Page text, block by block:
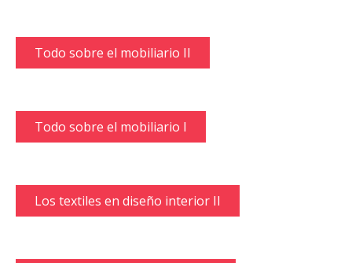
Todo sobre el mobiliario II
Todo sobre el mobiliario I
Los textiles en diseño interior II